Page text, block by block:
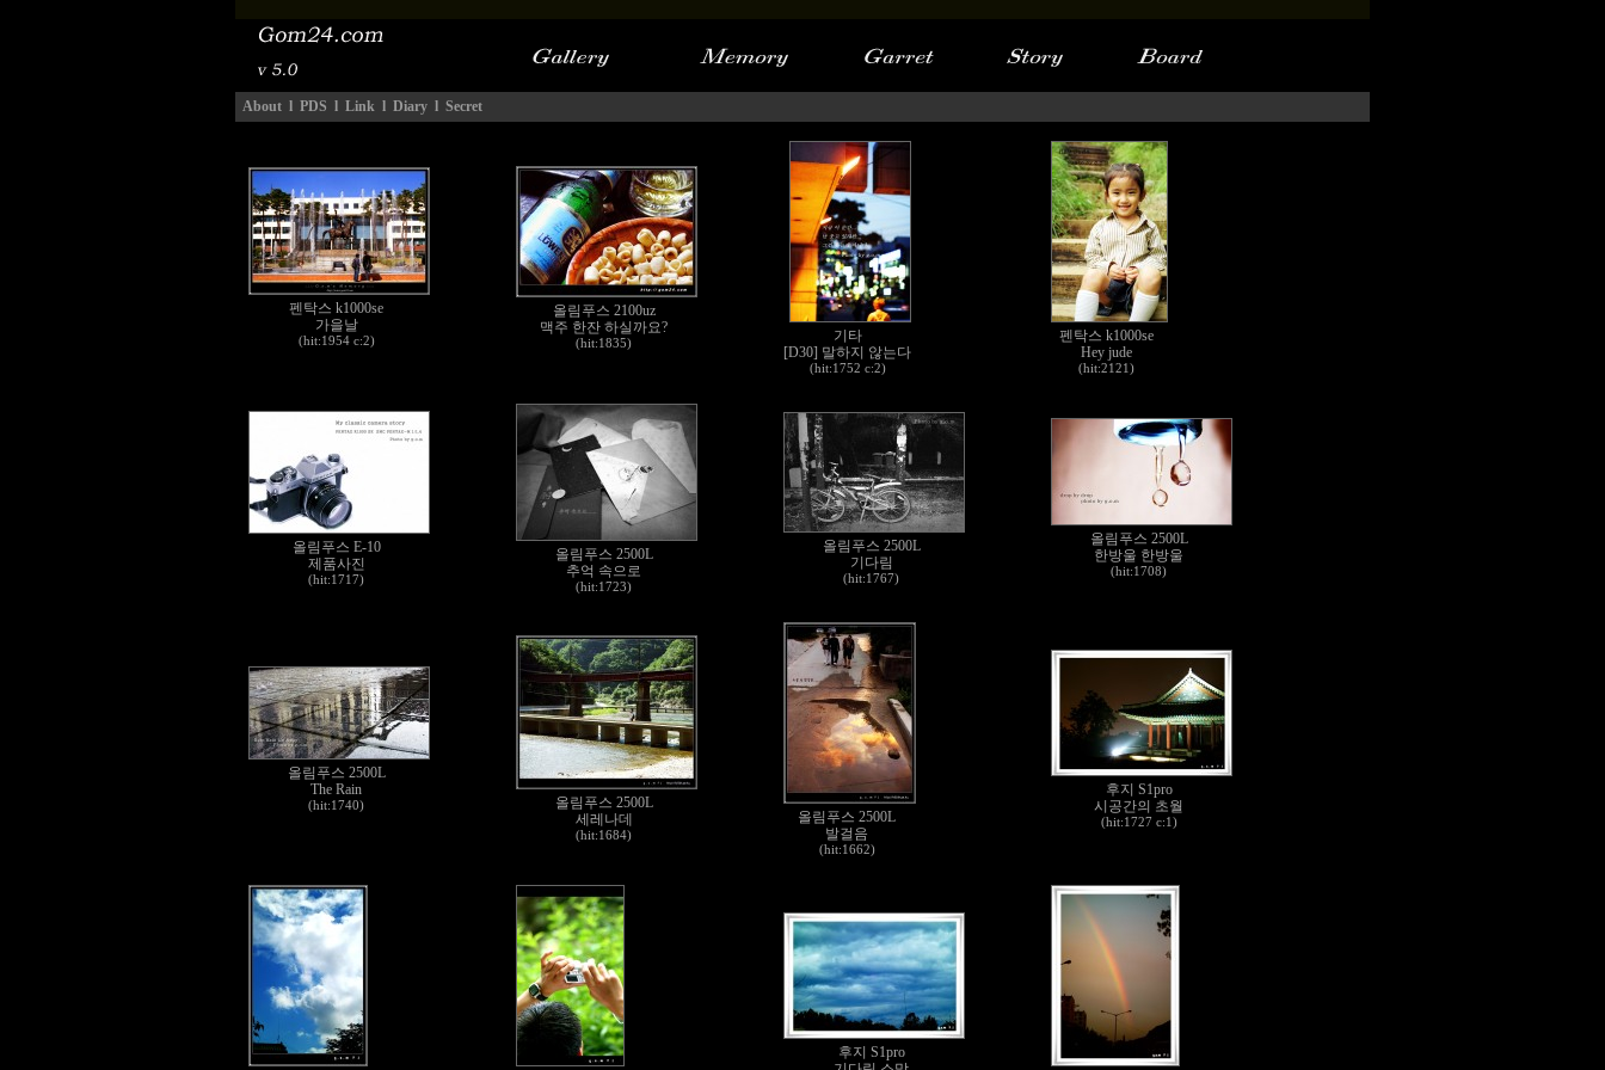
About l PDS l Link l Diary l Secret
펜탁스 k1000se
가을날
(hit:1954 c:2)
올림푸스 2100uz
맥주 한잔 하실까요?
(hit:1835)
기타
[D30] 말하지 않는다
(hit:1752 c:2)
펜탁스 k1000se
Hey jude
(hit:2121)
올림푸스 E-10
제품사진
(hit:1717)
올림푸스 2500L
추억 속으로
(hit:1723)
올림푸스 2500L
기다림
(hit:1767)
올림푸스 2500L
한방울 한방울
(hit:1708)
올림푸스 2500L
The Rain
(hit:1740)
올림푸스 2500L
세레나데
(hit:1684)
올림푸스 2500L
발걸음
(hit:1662)
후지 S1pro
시공간의 초월
(hit:1727 c:1)
후지 S1pro